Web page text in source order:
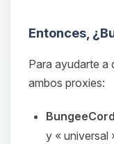
Entonces,
Para ayudarte a
ambos proxies:
BungeeCord
y « universal